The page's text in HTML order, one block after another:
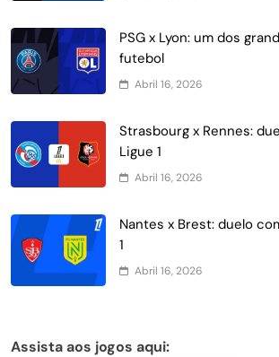
PSG x Lyon: um dos
futebol
Abril 16, 2026
Strasbourg x Rennes:
Ligue 1
Abril 16, 2026
Nantes x Brest: duelo
1
Abril 16, 2026
Assista aos jogos aqui: